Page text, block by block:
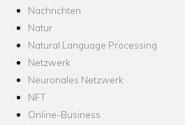
Nachrichten
Natur
Natural Language Processing
Netzwerk
Neuronales Netzwerk
NFT
Online-Business